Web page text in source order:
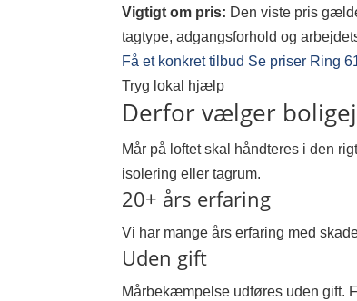
Vigtigt om pris: Den viste pris
tagtype, adgangsforhold og
Få et konkret tilbud Se priser Ring
Tryg lokal hjælp
Derfor vælger
Mår på loftet skal håndteres i den
isolering eller tagrum.
20+ års erfaring
Vi har mange års erfaring med
Uden gift
Mårbekæmpelse udføres uden gift.